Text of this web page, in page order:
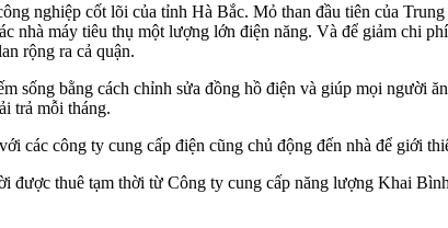
nghiệp cốt lõi của tỉnh Hà Bắc. Mỏ than đầu tiên của
máy tiêu thụ một lượng lớn điện năng. Và để giảm chi
rộng ra cả quận.
sống bằng cách chỉnh sửa đồng hồ điện và giúp mọi người
trả mỗi tháng.
các công ty cung cấp điện cũng chủ động đến nhà để giới
thuê tạm thời từ Công ty cung cấp năng lượng Khai